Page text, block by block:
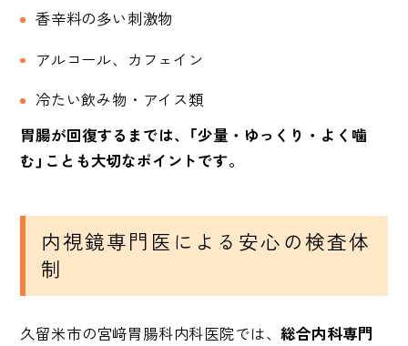
香辛料の多い刺激物
アルコール、カフェイン
冷たい飲み物・アイス類
胃腸が回復するまでは、「少量・ゆっくり・よく噛
む」ことも大切なポイントです。
内視鏡専門医による安心の検査体
制
久留米市の宮﨑胃腸科内科医院では、総合内科専門